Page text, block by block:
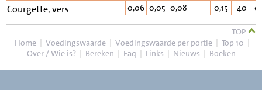
Courgette, vers
0,06 0,05 0,08 0,15 40
TOP
Home | Voedingswaarde | Voedingswaarde per portie | Top 10 |
Over / Wie is? | Bereken | Faq | Links | Nieuws | Boeken